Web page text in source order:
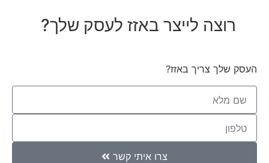
רוצה לייצר באזז לעסק שלך?
העסק שלך צריך באזז?
צרו איתי קשר